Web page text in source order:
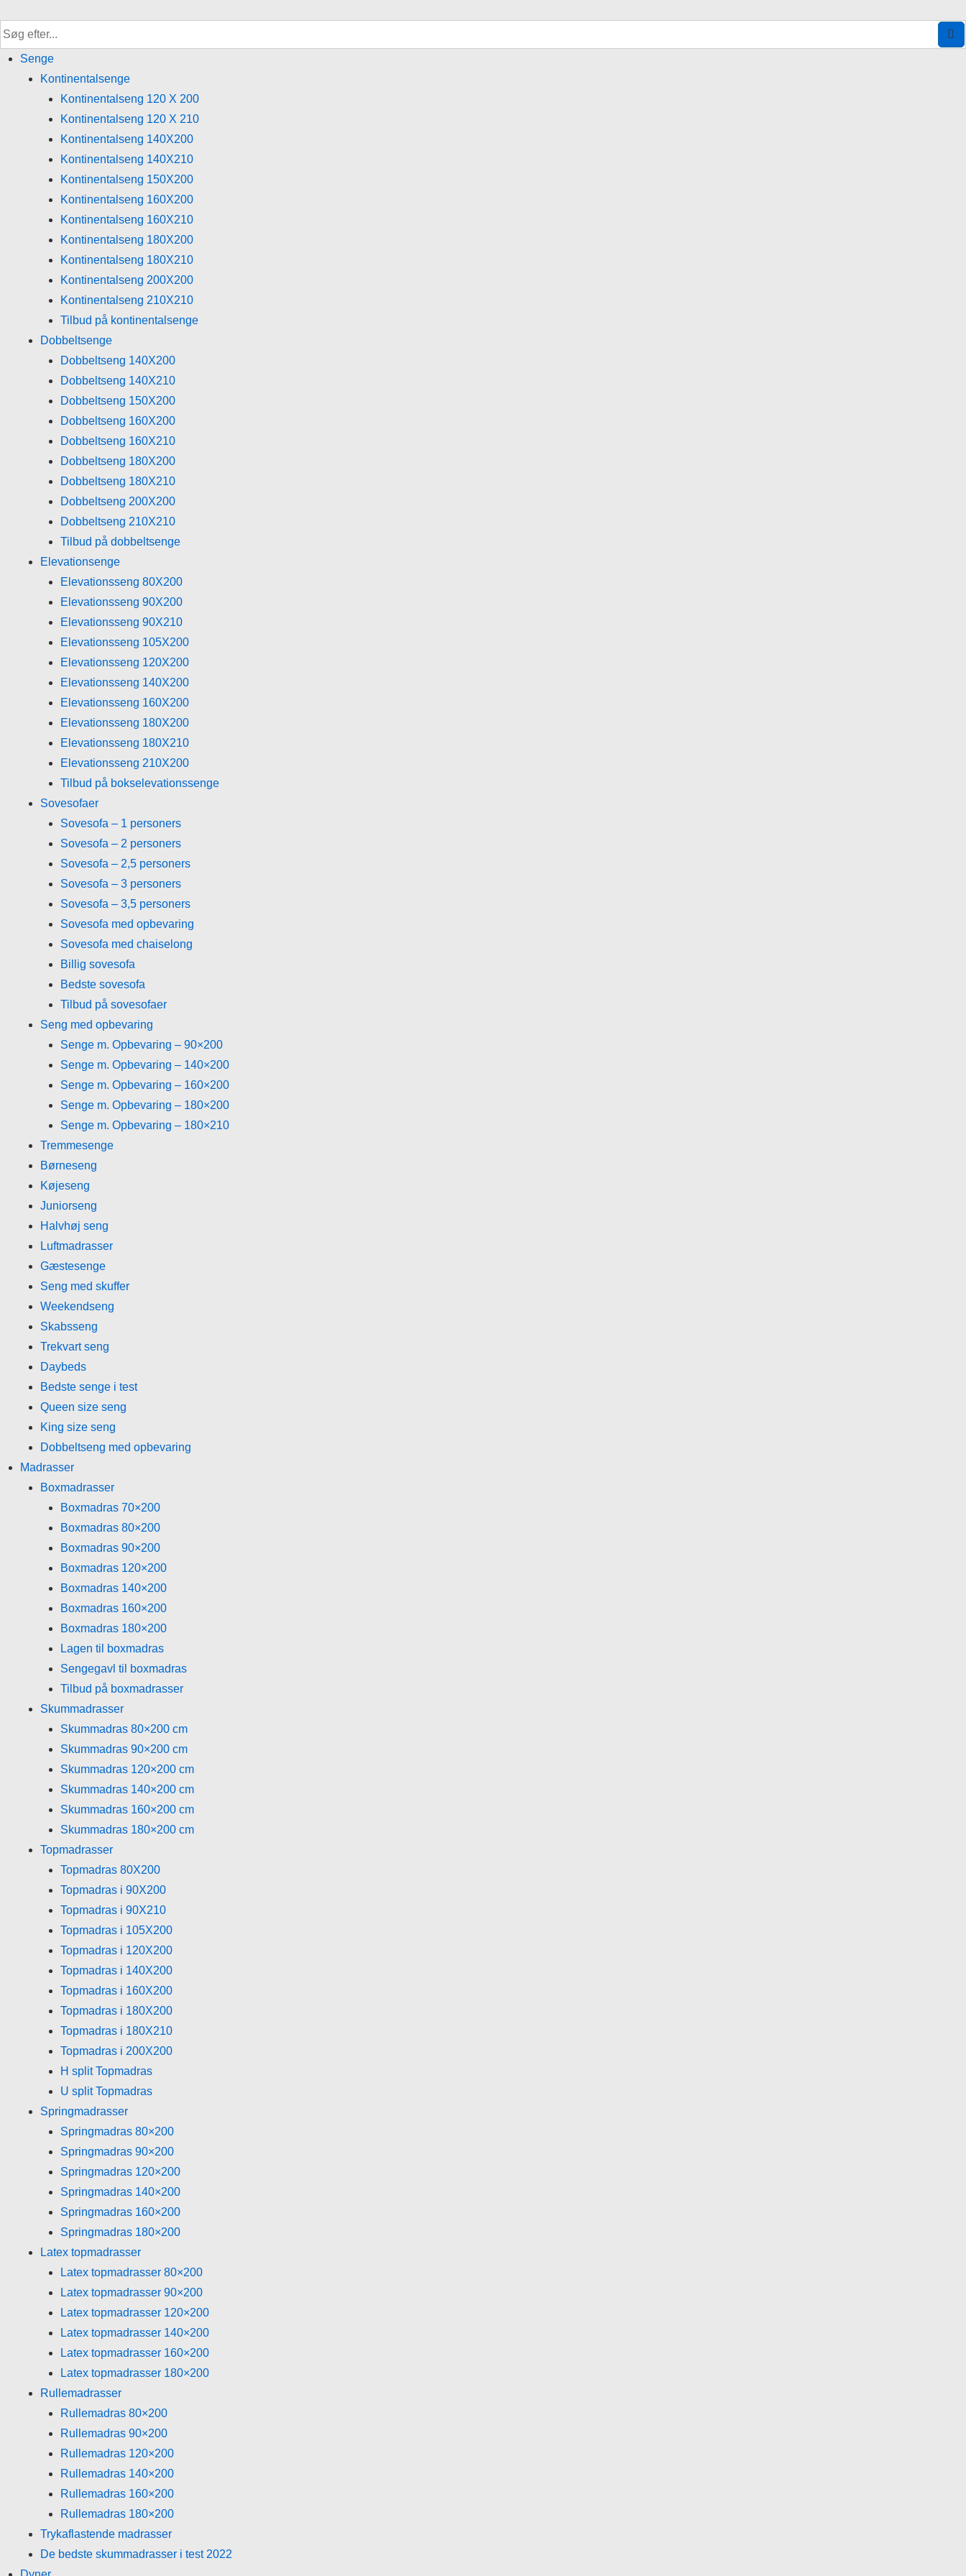
Hop
til
Senge
Kontinentalsenge
Kontinentalseng 120 X 200
Kontinentalseng 120 X 210
Kontinentalseng 140X200
Kontinentalseng 140X210
Kontinentalseng 150X200
Kontinentalseng 160X200
Kontinentalseng 160X210
Kontinentalseng 180X200
Kontinentalseng 180X210
Kontinentalseng 200X200
Kontinentalseng 210X210
Tilbud på kontinentalsenge
Dobbeltsenge
Dobbeltseng 140X200
Dobbeltseng 140X210
Dobbeltseng 150X200
Dobbeltseng 160X200
Dobbeltseng 160X210
Dobbeltseng 180X200
Dobbeltseng 180X210
Dobbeltseng 200X200
Dobbeltseng 210X210
Tilbud på dobbeltsenge
Elevationsenge
Elevationsseng 80X200
Elevationsseng 90X200
Elevationsseng 90X210
Elevationsseng 105X200
Elevationsseng 120X200
Elevationsseng 140X200
Elevationsseng 160X200
Elevationsseng 180X200
Elevationsseng 180X210
Elevationsseng 210X200
Tilbud på bokselevationssenge
Sovesofaer
Sovesofa – 1 personers
Sovesofa – 2 personers
Sovesofa – 2,5 personers
Sovesofa – 3 personers
Sovesofa – 3,5 personers
Sovesofa med opbevaring
Sovesofa med chaiselong
Billig sovesofa
Bedste sovesofa
Tilbud på sovesofaer
Seng med opbevaring
Senge m. Opbevaring – 90×200
Senge m. Opbevaring – 140×200
Senge m. Opbevaring – 160×200
Senge m. Opbevaring – 180×200
Senge m. Opbevaring – 180×210
Tremmesenge
Børneseng
Køjeseng
Juniorseng
Halvhøj seng
Luftmadrasser
Gæstesenge
Seng med skuffer
Weekendseng
Skabsseng
Trekvart seng
Daybeds
Bedste senge i test
Queen size seng
King size seng
Dobbeltseng med opbevaring
Madrasser
Boxmadrasser
Boxmadras 70×200
Boxmadras 80×200
Boxmadras 90×200
Boxmadras 120×200
Boxmadras 140×200
Boxmadras 160×200
Boxmadras 180×200
Lagen til boxmadras
Sengegavl til boxmadras
Tilbud på boxmadrasser
Skummadrasser
Skummadras 80×200 cm
Skummadras 90×200 cm
Skummadras 120×200 cm
Skummadras 140×200 cm
Skummadras 160×200 cm
Skummadras 180×200 cm
Topmadrasser
Topmadras 80X200
Topmadras i 90X200
Topmadras i 90X210
Topmadras i 105X200
Topmadras i 120X200
Topmadras i 140X200
Topmadras i 160X200
Topmadras i 180X200
Topmadras i 180X210
Topmadras i 200X200
H split Topmadras
U split Topmadras
Springmadrasser
Springmadras 80×200
Springmadras 90×200
Springmadras 120×200
Springmadras 140×200
Springmadras 160×200
Springmadras 180×200
Latex topmadrasser
Latex topmadrasser 80×200
Latex topmadrasser 90×200
Latex topmadrasser 120×200
Latex topmadrasser 140×200
Latex topmadrasser 160×200
Latex topmadrasser 180×200
Rullemadrasser
Rullemadras 80×200
Rullemadras 90×200
Rullemadras 120×200
Rullemadras 140×200
Rullemadras 160×200
Rullemadras 180×200
Trykaflastende madrasser
De bedste skummadrasser i test 2022